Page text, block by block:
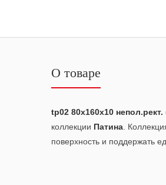
О товаре
tp02 80x160x10
коллекции Патина .
поверхность и поддержать